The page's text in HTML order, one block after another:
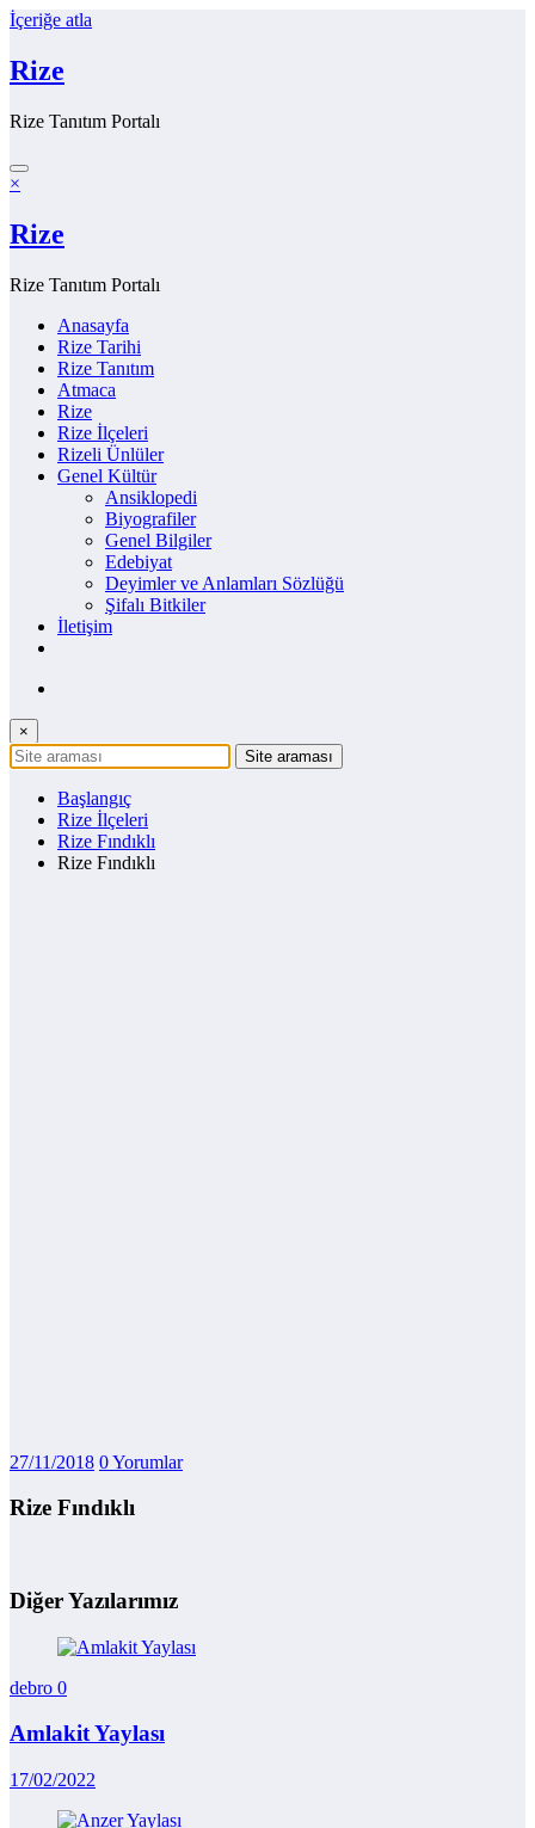
İçeriğe atla
Rize
Rize Tanıtım Portalı
×
Rize
Rize Tanıtım Portalı
Anasayfa
Rize Tarihi
Rize Tanıtım
Atmaca
Rize
Rize İlçeleri
Rizeli Ünlüler
Genel Kültür
Ansiklopedi
Biyografiler
Genel Bilgiler
Edebiyat
Deyimler ve Anlamları Sözlüğü
Şifalı Bitkiler
İletişim
×
Başlangıç
Rize İlçeleri
Rize Fındıklı
Rize Fındıklı
27/11/2018 0 Yorumlar
Rize Fındıklı
Diğer Yazılarımız
debro 0
Amlakit Yaylası
17/02/2022